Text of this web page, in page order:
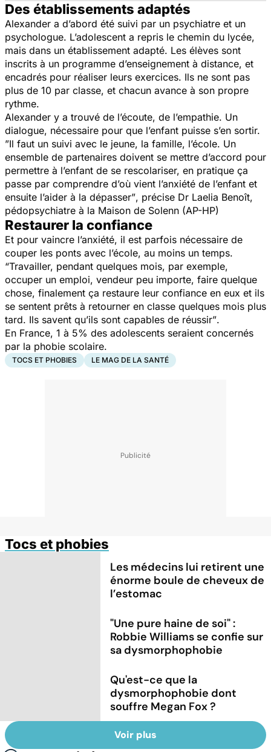
Des établissements adaptés
Alexander a d’abord été suivi par un psychiatre et un
psychologue. L’adolescent a repris le chemin du lycée,
mais dans un établissement adapté. Les élèves sont
inscrits à un programme d’enseignement à distance, et
encadrés pour réaliser leurs exercices. Ils ne sont pas
plus de 10 par classe, et chacun avance à son propre
rythme.
Alexander y a trouvé de l’écoute, de l’empathie. Un
dialogue, nécessaire pour que l’enfant puisse s’en sortir.
”Il faut un suivi avec le jeune, la famille, l’école. Un
ensemble de partenaires doivent se mettre d’accord pour
permettre à l’enfant de se rescolariser, en pratique ça
passe par comprendre d’où vient l’anxiété de l’enfant et
ensuite l’aider à la dépasser”, précise Dr Laelia Benoît,
pédopsychiatre à la Maison de Solenn (AP-HP)
Restaurer la confiance
Et pour vaincre l’anxiété, il est parfois nécessaire de
couper les ponts avec l’école, au moins un temps.
“Travailler, pendant quelques mois, par exemple,
occuper un emploi, vendeur peu importe, faire quelque
chose, finalement ça restaure leur confiance en eux et ils
se sentent prêts à retourner en classe quelques mois plus
tard. Ils savent qu’ils sont capables de réussir”.
En France, 1 à 5% des adolescents seraient concernés
par la phobie scolaire.
TOCS ET PHOBIES LE MAG DE LA SANTÉ
Tocs et phobies
Les médecins lui retirent une
énorme boule de cheveux de
l’estomac
"Une pure haine de soi" :
Robbie Williams se confie sur
sa dysmorphophobie
Qu'est-ce que la
dysmorphophobie dont
souffre Megan Fox ?
Voir plus